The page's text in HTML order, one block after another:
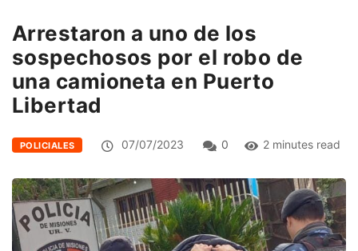
Arrestaron a uno de los
sospechosos por el robo de
una camioneta en Puerto
Libertad
POLICIALES 07/07/2023 0 2 minutes read